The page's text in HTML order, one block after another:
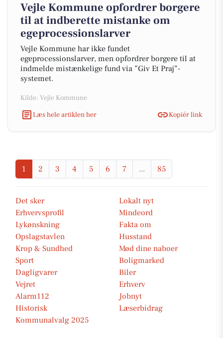
Vejle Kommune opfordrer borgere
til at indberette mistanke om
egeprocessionslarver
Vejle Kommune har ikke fundet
egeprocessionslarver, men opfordrer borgere til at
indmelde mistænkelige fund via ”Giv Et Praj”-
systemet.
Kilde: Vejle Kommune
Læs hele artiklen her
Kopiér link
1 2 3 4 5 6 7 ... 85
Det sker
Lokalt nyt
Erhvervsprofil
Mindeord
Lykønskning
Fakta om
Opslagstavlen
Husstand
Krop & Sundhed
Mød dine naboer
Sport
Boligmarked
Dagligvarer
Biler
Vejret
Erhverv
Alarm112
Jobnyt
Historisk
Læserbidrag
Kommunalvalg 2025